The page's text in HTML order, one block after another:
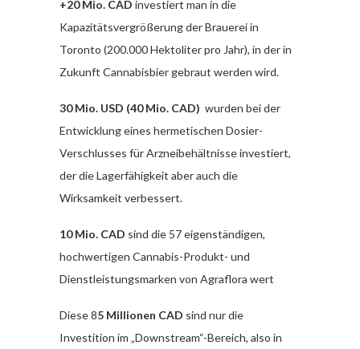
+20 Mio. CAD investiert man in die
Kapazitätsvergrößerung der Brauerei in
Toronto (200.000 Hektoliter pro Jahr), in der in
Zukunft Cannabisbier gebraut werden wird.
30 Mio. USD (40 Mio. CAD) wurden bei der
Entwicklung eines hermetischen Dosier-
Verschlusses für Arzneibehältnisse investiert,
der die Lagerfähigkeit aber auch die
Wirksamkeit verbessert.
10 Mio. CAD sind die 57 eigenständigen,
hochwertigen Cannabis-Produkt- und
Dienstleistungsmarken von Agraflora wert
Diese 85 Millionen CAD sind nur die
Investition im „Downstream“-Bereich, also in